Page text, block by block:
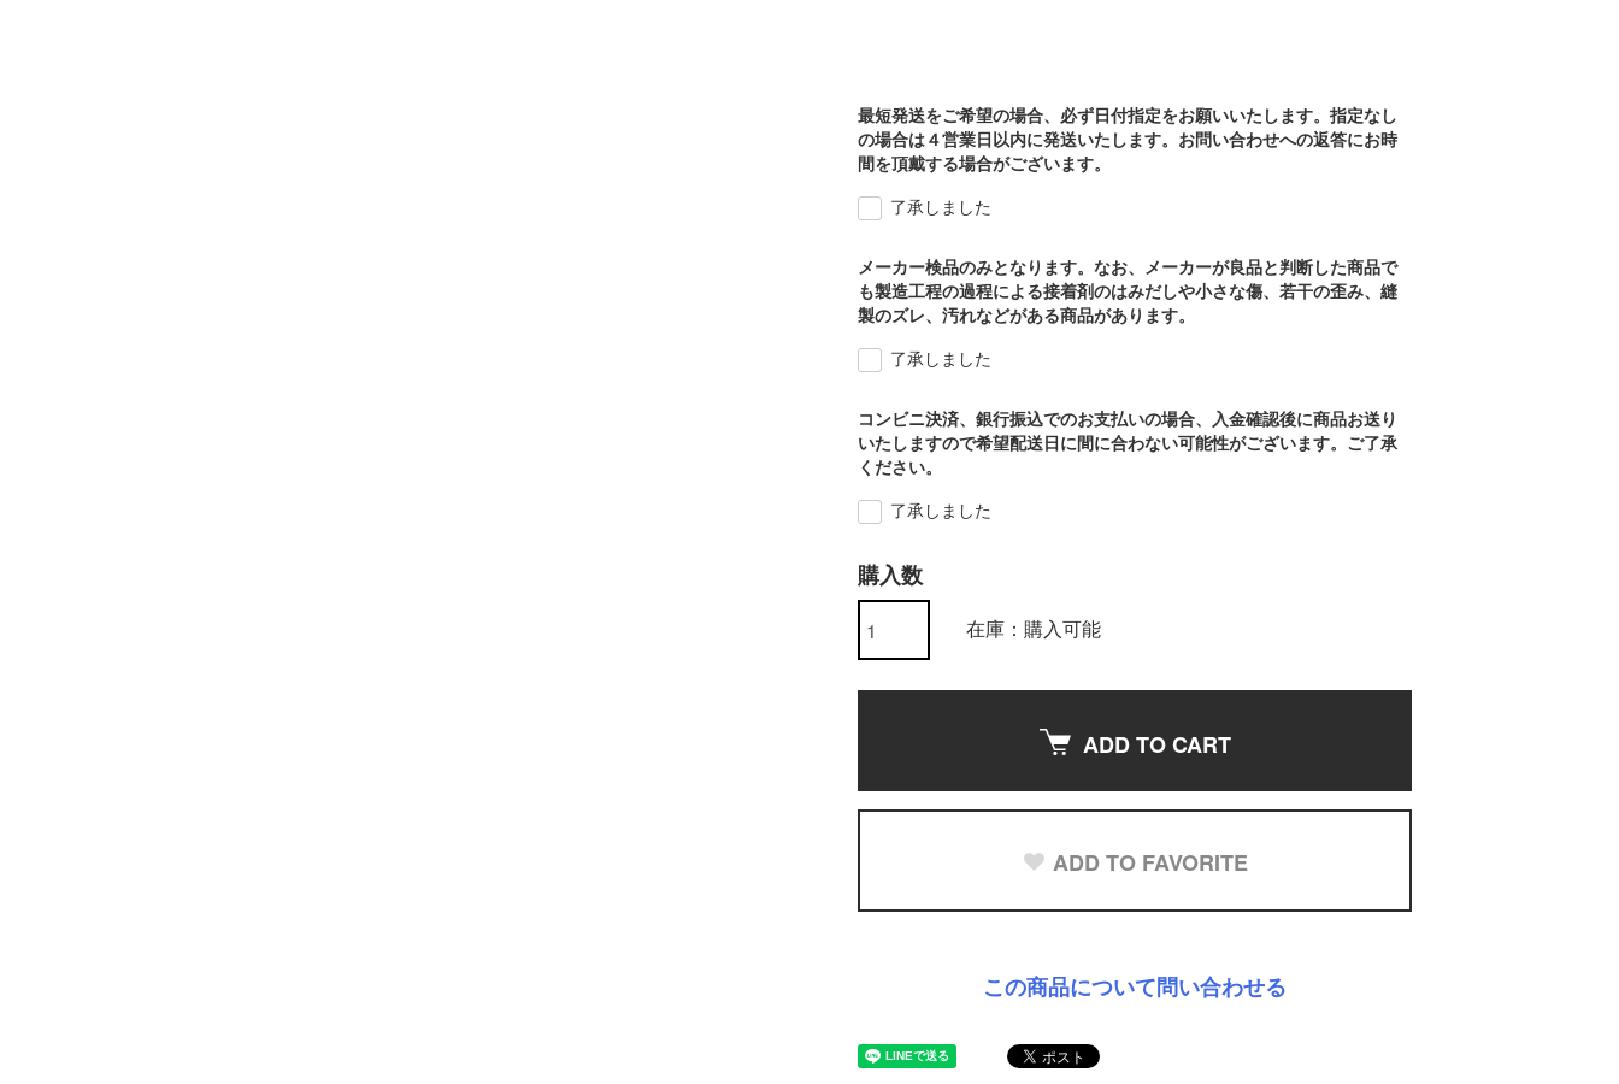
最短発送をご希望の場合、必ず日付指定をお願いいたします。指定なし
の場合は４営業日以内に発送いたします。お問い合わせへの返答にお時
間を頂戴する場合がございます。
了承しました
メーカー検品のみとなります。なお、メーカーが良品と判断した商品で
も製造工程の過程による接着剤のはみだしや小さな傷、若干の歪み、縫
製のズレ、汚れなどがある商品があります。
了承しました
コンビニ決済、銀行振込でのお支払いの場合、入金確認後に商品お送り
いたしますので希望配送日に間に合わない可能性がございます。ご了承
ください。
了承しました
購入数
在庫：購入可能
ADD TO CART
ADD TO FAVORITE
この商品について問い合わせる